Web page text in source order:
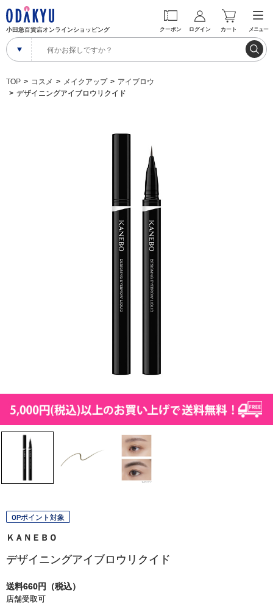
小田急百貨店オンラインショッピング クーポン ログイン カート メニュー
TOP コスメ メイクアップ
アイブロウ
デザイニングアイブロウリクイド
OPポイント対象
ＫＡＮＥＢＯ
デザイニングアイブロウリクイド
送料660円（税込）
店舗受取可